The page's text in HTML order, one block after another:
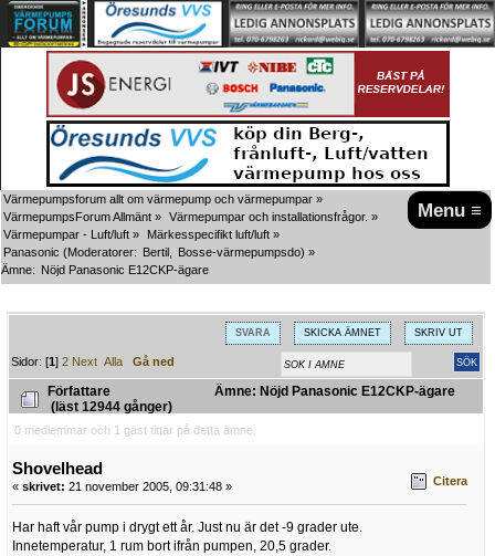
Menu ≡
Värmepumpsforum allt om värmepump och värmepumpar »
VärmepumpsForum Allmänt » Värmepumpar och installationsfrågor. »
Värmepumpar - Luft/luft » Märkesspecifikt luft/luft »
Panasonic (Moderatorer: Bertil Bosse-värmepumpsdo) »
Ämne: Nöjd Panasonic E12CKP-ägare
SVARA SKICKA ÄMNET SKRIV UT
Sidor: [1]2 Next Alla Gå ned
Författare
Ämne: Nöjd Panasonic E12CKP-ägare
(läst 12944 gånger)
0 medlemmar och 1 gäst tittar på detta ämne.
Shovelhead
« skrivet: 21 november 2005, 09:31:48 » Citera
Har haft vår pump i drygt ett år. Just nu är det -9 grader ute.
Innetemperatur, 1 rum bort ifrån pumpen, 20,5 grader.